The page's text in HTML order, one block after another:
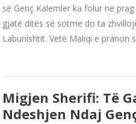
së Genç Kalemler ka folur në
gjatë ditës së sotme do ta
Labunishtit. Vetë Maliqi e pranon
Migjen Sherifi: Të
Ndeshjen Ndaj